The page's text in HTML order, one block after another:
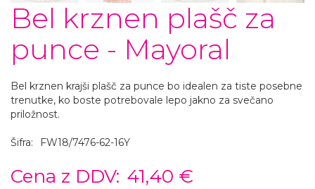
Bel krznen plašč za
punce - Mayoral
Bel krznen krajši plašč za punce bo idealen za tiste posebne
trenutke, ko boste potrebovale lepo jakno za svečano
priložnost.
Šifra: FW18/7476-62-16Y
Cena z DDV: 41,40 €